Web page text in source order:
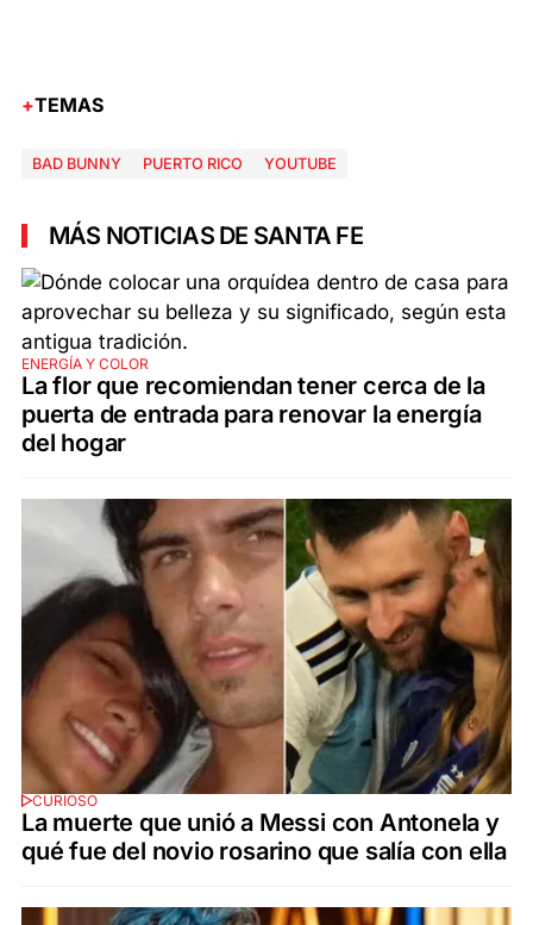
TEMAS
BAD BUNNY PUERTO RICO YOUTUBE
MÁS NOTICIAS DE SANTA FE
ENERGÍA Y COLOR
La flor que recomiendan tener cerca de la
puerta de entrada para renovar la energía
del hogar
CURIOSO
La muerte que unió a Messi con Antonela y
qué fue del novio rosarino que salía con ella